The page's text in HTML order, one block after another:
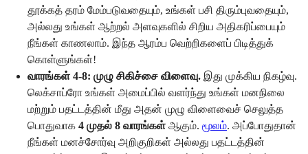
தூக்கத் தரம் மேம்படுவதையும், உங்கள் பசி திரும்புவதையும்,
அல்லது உங்கள் ஆற்றல் அளவுகளில் சிறிய அதிகரிப்பையும்
நீங்கள் காணலாம். இந்த ஆரம்ப வெற்றிகளைப் பிடித்துக்
கொள்ளுங்கள்!
வாரங்கள் 4-8: முழு சிகிச்சை விளைவு. இது முக்கிய நிகழ்வு.
லெக்சாப்ரோ உங்கள் அமைப்பில் வளர்ந்து உங்கள் மனநிலை
மற்றும் பதட்டத்தின் மீது அதன் முழு விளைவைச் செலுத்த
பொதுவாக 4 முதல் 8 வாரங்கள் ஆகும். மூலம். அப்போதுதான்
நீங்கள் மனச்சோர்வு அறிகுறிகள் அல்லது பதட்டத்தின்